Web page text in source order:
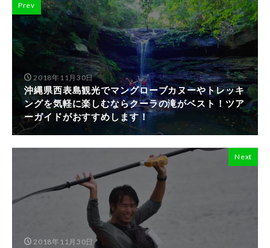
Prev
2018年11月30日
沖縄県西表島観光でマングローブカヌーやトレッキ
ングを気軽に楽しむならクーラの滝がベスト！ツア
ーガイドがおすすめします！
Next
2018年11月30日